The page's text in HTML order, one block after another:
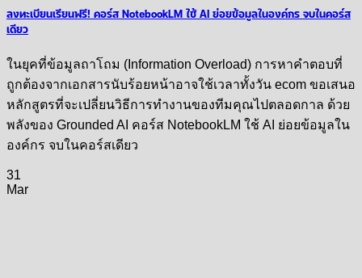
ลงทะเบียนเรียนฟรี! คอร์ส NotebookLM ใช้ AI ย่อยข้อมูลในองค์กร จบในคอร์ส
เดียว
ในยุคที่ข้อมูลถาโถม (Information Overload) การหาคำตอบที่
ถูกต้องจากเอกสารนับร้อยหน้าอาจใช้เวลาทั้งวัน ecom ขอเสนอ
หลักสูตรที่จะเปลี่ยนวิธีการทำงานของทีมคุณไปตลอดกาล ด้วย
พลังของ Grounded AI คอร์ส NotebookLM ใช้ AI ย่อยข้อมูลใน
องค์กร จบในคอร์สเดียว
31
Mar